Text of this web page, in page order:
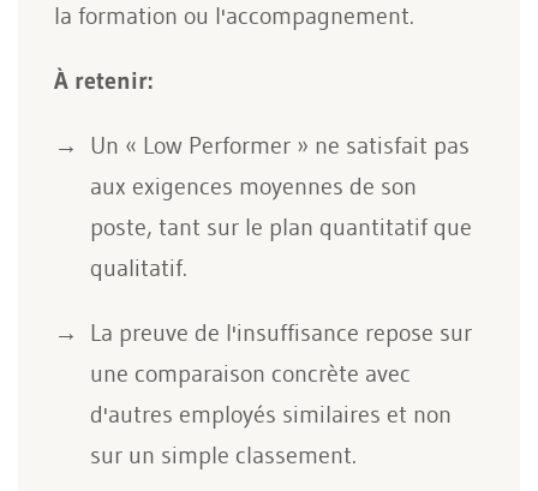
la formation ou l'accompagnement.
À retenir:
Un « Low Performer » ne satisfait pas
aux exigences moyennes de son
poste, tant sur le plan quantitatif que
qualitatif.
La preuve de l'insuffisance repose sur
une comparaison concrète avec
d'autres employés similaires et non
sur un simple classement.